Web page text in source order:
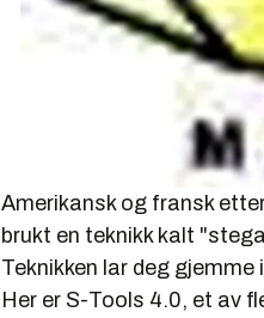
Amerikansk og fransk
brukt en teknikk kalt
Teknikken lar deg
Her er S-Tools 4.0, et av